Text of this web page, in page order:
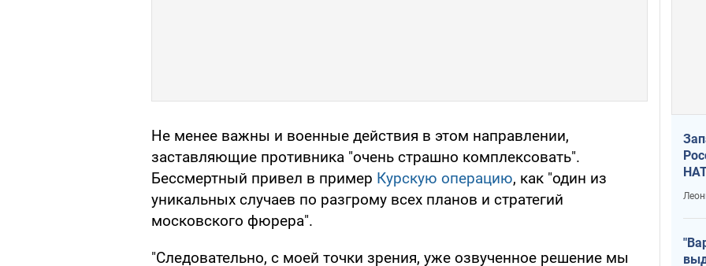
Не менее важны и военные действия в этом направлении,
заставляющие противника "очень страшно комплексовать".
Бессмертный привел в пример Курскую операцию, как "один из
уникальных случаев по разгрому всех планов и стратегий
московского фюрера".
"Следовательно, с моей точки зрения, уже озвученное решение мы